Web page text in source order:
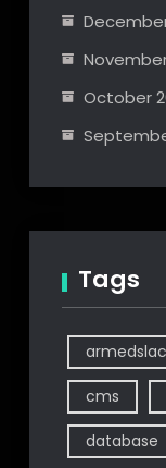
October
Tags
cms
database